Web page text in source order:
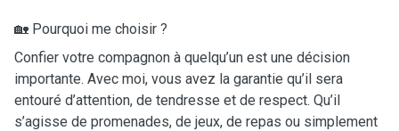
🏡 Pourquoi me choisir ?
Confier votre compagnon à quelqu’un est une décision
importante. Avec moi, vous avez la garantie qu’il sera
entouré d’attention, de tendresse et de respect. Qu’il
s’agisse de promenades, de jeux, de repas ou simplement